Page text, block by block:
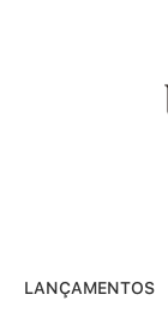
LANÇAMENTOS